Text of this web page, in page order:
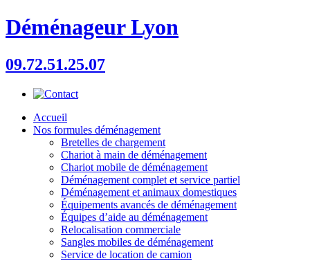
Déménageur Lyon
09.72.51.25.07
Accueil
Nos formules déménagement
Bretelles de chargement
Chariot à main de déménagement
Chariot mobile de déménagement
Déménagement complet et service partiel
Déménagement et animaux domestiques
Équipements avancés de déménagement
Équipes d’aide au déménagement
Relocalisation commerciale
Sangles mobiles de déménagement
Service de location de camion